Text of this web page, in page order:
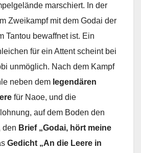
marschiert. In der
Zweikampf mit dem Godai der
Tantou bewaffnet ist. Ein
für ein Attent scheint bei
unmöglich. Nach dem Kampf
neben dem legendären
für Naoe, und die
auf dem Boden den
den Brief „Godai, hört meine
Gedicht „An die Leere in